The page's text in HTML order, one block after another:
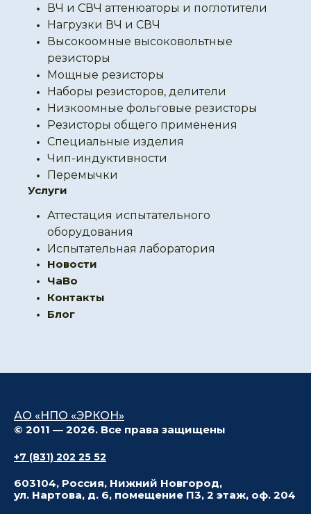
ВЧ и СВЧ аттенюаторы и поглотители
Нагрузки ВЧ и СВЧ
Высокоомные высоковольтные
резисторы
Мощные резисторы
Наборы резисторов, делители
Низкоомные фольговые резисторы
Резисторы общего применения
Специальные изделия
Чип-индуктивности
Перемычки
Услуги
Аттестация испытательного
оборудования
Испытательная лаборатория
Новости
ЧаВо
Контакты
Блог
АО «НПО «ЭРКОН»
© 2011 — 2026. Все права защищены
+7 (831) 202 25 52
603104, Россия, Нижний Новгород,
ул. Нартова, д. 6, помещение П3, 2 этаж, оф. 204